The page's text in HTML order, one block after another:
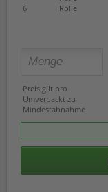
6
Rolle
Preis gilt pro
Umverpackt zu
Mindestabnahme